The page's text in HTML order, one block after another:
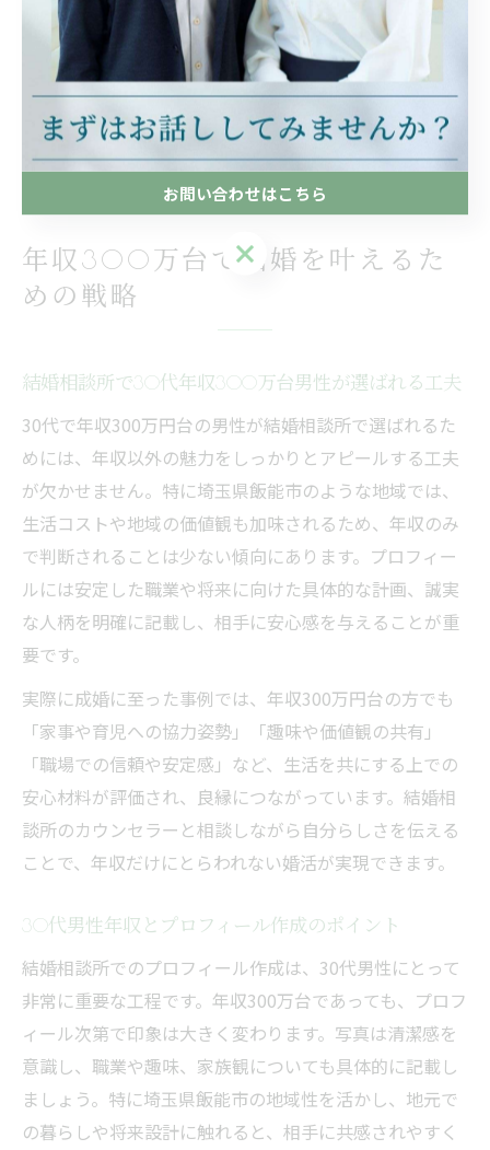
設計や仕事への意欲を誠実にアピールすることで、相手
に安心感を与えることができます。飯能市エリアの成婚
者の声からも、年収以外の魅力を上手に伝えたことで理
想のパートナーと巡り合えたという事例が多く見受けら
れます。
年収300万台で結婚を叶えるた
めの戦略
結婚相談所で30代年収300万台男性が選ばれる工夫
30代で年収300万円台の男性が結婚相談所で選ばれるた
めには、年収以外の魅力をしっかりとアピールする工夫
が欠かせません。特に埼玉県飯能市のような地域では、
生活コストや地域の価値観も加味されるため、年収のみ
で判断されることは少ない傾向にあります。プロフィー
ルには安定した職業や将来に向けた具体的な計画、誠実
な人柄を明確に記載し、相手に安心感を与えることが重
要です。
実際に成婚に至った事例では、年収300万円台の方でも
「家事や育児への協力姿勢」「趣味や価値観の共有」
「職場での信頼や安定感」など、生活を共にする上での
安心材料が評価され、良縁につながっています。結婚相
談所のカウンセラーと相談しながら自分らしさを伝える
ことで、年収だけにとらわれない婚活が実現できます。
30代男性年収とプロフィール作成のポイント
結婚相談所でのプロフィール作成は、30代男性にとって
非常に重要な工程です。年収300万台であっても、プロフ
ィール次第で印象は大きく変わります。写真は清潔感を
意識し、職業や趣味、家族観についても具体的に記載し
ましょう。特に埼玉県飯能市の地域性を活かし、地元で
の暮らしや将来設計に触れると、相手に共感されやすく
お問い合わせはこちら
お問い合わせはこちら